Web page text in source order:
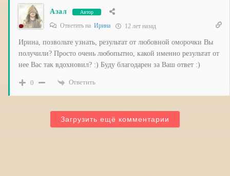
Азал Автор
Ответить на Ирина 12 лет назад
Ирина, позвольте узнать, результат от любовной оморочки Вы
получили? Просто очень любопытно, какой именно результат от
нее Вас так вдохновил? :) Буду благодарен за Ваш ответ :)
0 Ответить
Загрузить ещё комментарии